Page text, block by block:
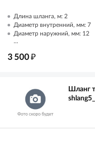
Длина шланга, м: 2
Диаметр внутренний, мм: 7
Диаметр наружний, мм: 12
...
3 500₽
Шланг